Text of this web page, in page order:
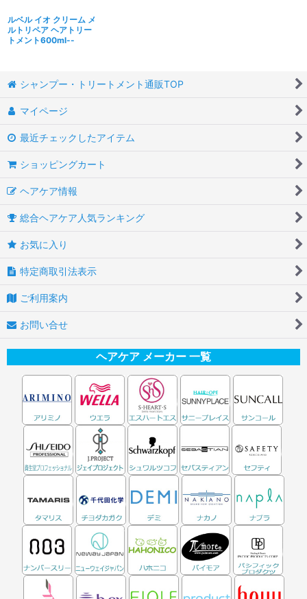
ルベル イオ クリーム メ
ルトリペア ヘアトリー
トメント600ml--
シャンプー・トリートメント通販TOP
マイページ
最近チェックしたアイテム
ショッピングカート
ヘアケア情報
総合ヘアケア人気ランキング
お気に入り
特定商取引法表示
ご利用案内
お問い合せ
ヘアケア メーカー 一覧